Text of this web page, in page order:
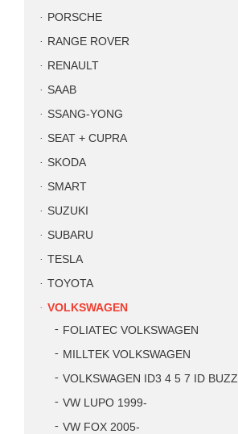
PORSCHE
RANGE ROVER
RENAULT
SAAB
SSANG-YONG
SEAT + CUPRA
SKODA
SMART
SUZUKI
SUBARU
TESLA
TOYOTA
VOLKSWAGEN
FOLIATEC VOLKSWAGEN
MILLTEK VOLKSWAGEN
VOLKSWAGEN ID3 4 5 7 ID BUZZ
VW LUPO 1999-
VW FOX 2005-